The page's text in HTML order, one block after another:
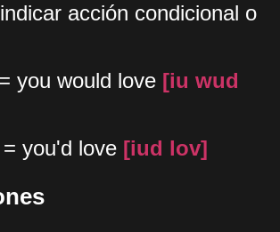
acción condicional o
you would love [iu wud
= you'd love [iud lov]